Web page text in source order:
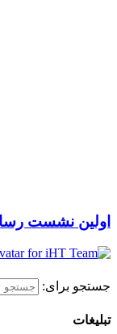
اولین نشست
جستجو برای:
تبلیغات